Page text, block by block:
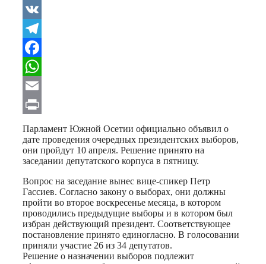
VK
Telegram
Facebook
WhatsApp
Email
Print
Парламент Южной Осетии официально объявил о
дате проведения очередных президентских выборов,
они пройдут 10 апреля. Решение принято на
заседании депутатского корпуса в пятницу.
Вопрос на заседание вынес вице-спикер Петр
Гассиев. Согласно закону о выборах, они должны
пройти во второе воскресенье месяца, в котором
проводились предыдущие выборы и в котором был
избран действующий президент. Соответствующее
постановление принято единогласно. В голосовании
приняли участие 26 из 34 депутатов.
Решение о назначении выборов подлежит